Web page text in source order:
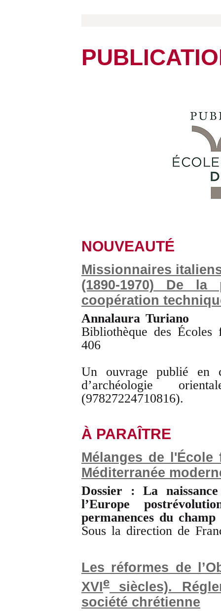
NOUVEAUTÉ
Missionnaires
(1890-1970) De
coopération
Annalaura Turiano
Bibliothèque des Écoles
406
Un ouvrage publié en
d’archéologie
(97827224710816).
À PARAÎTRE
Mélanges de
Méditerranée
Dossier : La
l’Europe
permanences du
Sous la direction de
Les réformes de
XVIe siècles).
société chrétienne